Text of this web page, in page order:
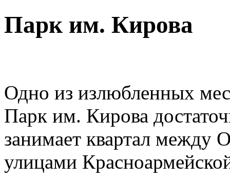
Парк им. Кирова
Одно из излюбленных
Парк им. Кирова
занимает квартал между
улицами